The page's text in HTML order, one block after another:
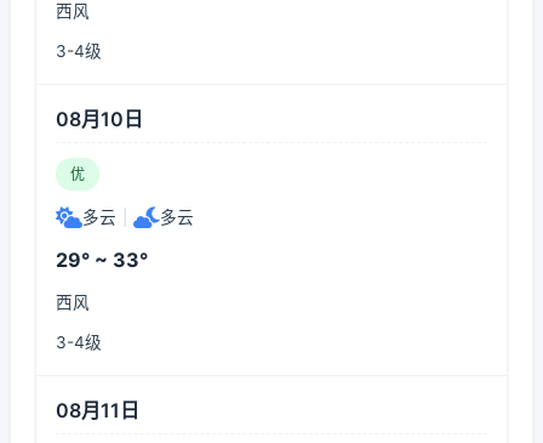
西风
3-4级
08月10日
优
多云 多云
29° ~ 33°
西风
3-4级
08月11日